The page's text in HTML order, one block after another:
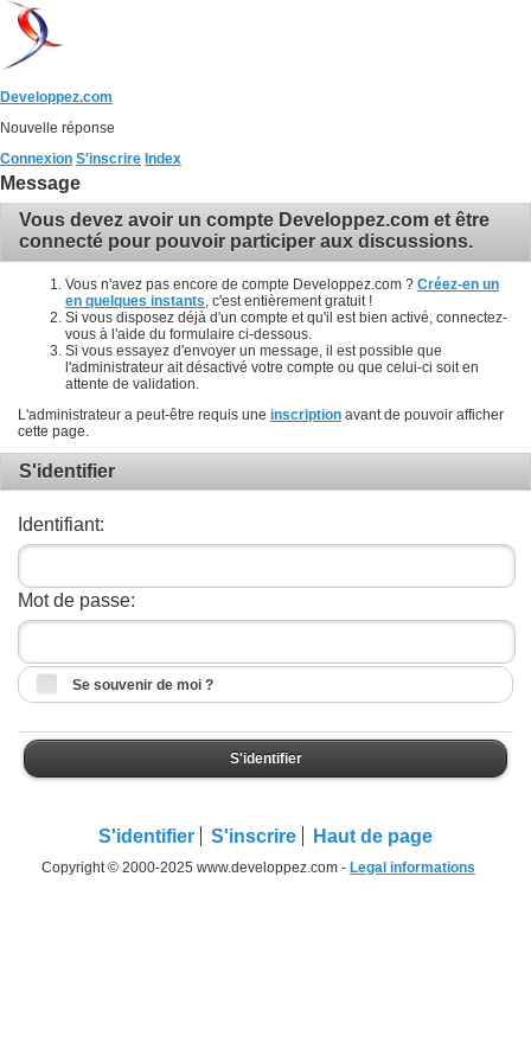
Developpez.com
Nouvelle réponse
Connexion S'inscrire Index
Message
Vous devez avoir un compte Developpez.com et être
connecté pour pouvoir participer aux discussions.
Vous n'avez pas encore de compte Developpez.com ? Créez-en un
en quelques instants , c'est entièrement gratuit !
Si vous disposez déjà d'un compte et qu'il est bien activé, connectez-
vous à l'aide du formulaire ci-dessous.
Si vous essayez d'envoyer un message, il est possible que
l'administrateur ait désactivé votre compte ou que celui-ci soit en
attente de validation.
L'administrateur a peut-être requis une inscription avant de pouvoir afficher
cette page.
S'identifier
Identifiant:
Mot de passe:
Se souvenir de moi ?
S'identifier
S'identifier S'inscrire Haut de page
Copyright © 2000-2025 www.developpez.com - Legal informations